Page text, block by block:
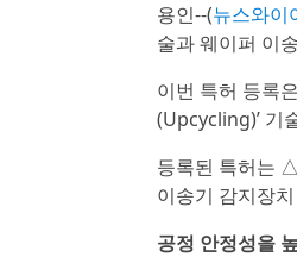
용인--(뉴스와이
술과 웨이퍼 이
이번 특허 등록
(Upcycling)’ 기
등록된 특허는
이송기 감지장
공정 안정성을